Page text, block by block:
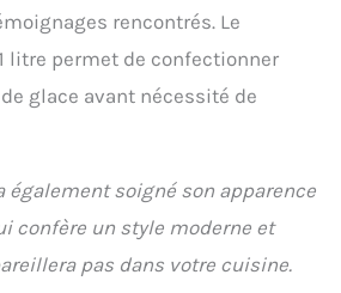
rencontrés. Le
litre permet de confectionner
glace avant nécessité de
également soigné son apparence
confère un style moderne et
pas dans votre cuisine.